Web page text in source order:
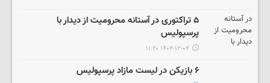
۵ تراکتوری در آستانه محرومیت از دیدار با
پرسپولیس
۱۴۰۴-۱۲-۰۴ ۱۱:۲۰
۶ بازیکن در لیست مازاد پرسپولیس